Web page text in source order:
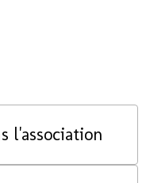
l'association